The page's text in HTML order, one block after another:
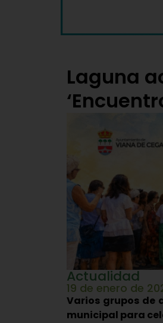
Laguna
Actualidad
19 de enero de
Varios grupos de
municipal para